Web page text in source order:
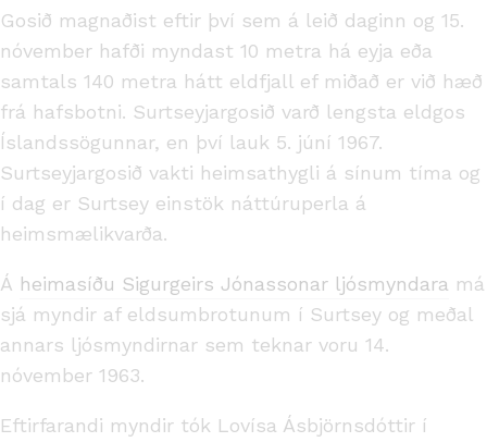
Gosið magnaðist eftir því sem á leið daginn og 15.
nóvember hafði myndast 10 metra há eyja eða
samtals 140 metra hátt eldfjall ef miðað er við hæð
frá hafsbotni. Surtseyjargosið varð lengsta eldgos
Íslandssögunnar, en því lauk 5. júní 1967.
Surtseyjargosið vakti heimsathygli á sínum tíma og
í dag er Surtsey einstök náttúruperla á
heimsmælikvarða.
Á heimasíðu Sigurgeirs Jónassonar ljósmyndara má
sjá myndir af eldsumbrotunum í Surtsey og meðal
annars ljósmyndirnar sem teknar voru 14.
nóvember 1963.
Eftirfarandi myndir tók Lovísa Ásbjörnsdóttir í